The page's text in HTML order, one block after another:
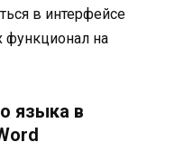
в интерфейсе
функционал на
языка в